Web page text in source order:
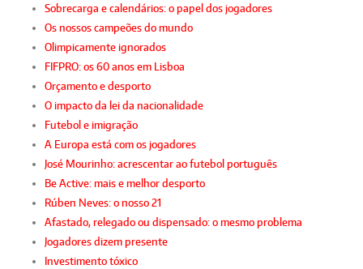
Sobrecarga e calendários: o papel dos jogadores
Os nossos campeões do mundo
Olimpicamente ignorados
FIFPRO: os 60 anos em Lisboa
Orçamento e desporto
O impacto da lei da nacionalidade
Futebol e imigração
A Europa está com os jogadores
José Mourinho: acrescentar ao futebol português
Be Active: mais e melhor desporto
Rúben Neves: o nosso 21
Afastado, relegado ou dispensado: o mesmo problema
Jogadores dizem presente
Investimento tóxico